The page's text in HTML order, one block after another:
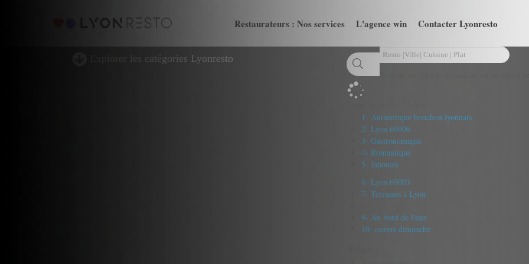
Restaurateurs : Nos services L'agence win Contacter Lyonresto
Explorer les catégories Lyonresto
1- Authentique bouchon lyonnais
2- Lyon 69006
3- Gastronomique
4- Romantique
5- Japonais
6- Lyon 69003
7- Terrasses à Lyon
9- Au bord de l'eau
10- ouvert dimanche